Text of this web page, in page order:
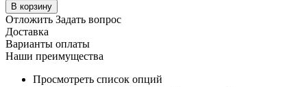
В корзину
Отложить Задать вопрос
Доставка
Варианты оплаты
Наши преимущества
Просмотреть список опций